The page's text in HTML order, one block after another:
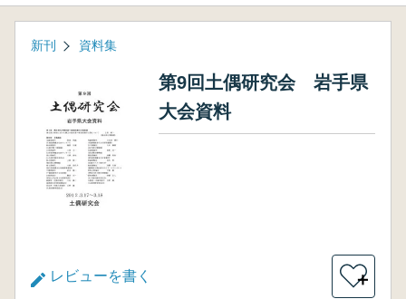
新刊 資料集
第9回土偶研究会 岩手県
大会資料
レビューを書く ＋